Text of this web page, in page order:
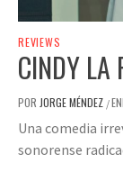
REVIEWS
CINDY LA
POR JORGE MÉNDEZ /
Una comedia
sonorense